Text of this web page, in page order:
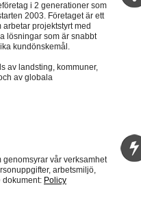
i 2 generationer som
2003. Företaget är ett
projektstyrt med
lösningar som är snabbt
kundönskemål.
av landsting, kommuner,
av globala
genomsyrar vår verksamhet
arbetsmiljö,
dokument: Policy